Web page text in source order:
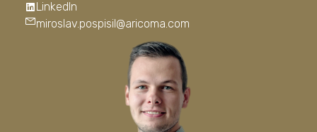
LinkedIn
miroslav.pospisil@aricoma.com